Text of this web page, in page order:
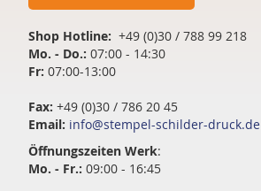
Shop Hotline: +49 (0)30 / 788 99 218
Mo. - Do.: 07:00 - 14:30
Fr: 07:00-13:00
Fax: +49 (0)30 / 786 20 45
Email: info@stempel-schilder-druck.de
Öffnungszeiten Werk:
Mo. - Fr.: 09:00 - 16:45